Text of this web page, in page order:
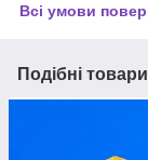
Всі умови
Подібні